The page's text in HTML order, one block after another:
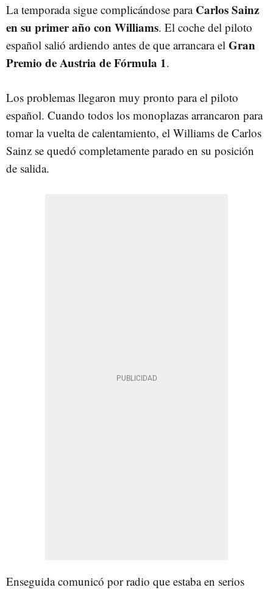
La temporada sigue complicándose para Carlos Sainz
en su primer año con Williams. El coche del piloto
español salió ardiendo antes de que arrancara el Gran
Premio de Austria de Fórmula 1.
Los problemas llegaron muy pronto para el piloto
español. Cuando todos los monoplazas arrancaron para
tomar la vuelta de calentamiento, el Williams de Carlos
Sainz se quedó completamente parado en su posición
de salida.
Enseguida comunicó por radio que estaba en serios